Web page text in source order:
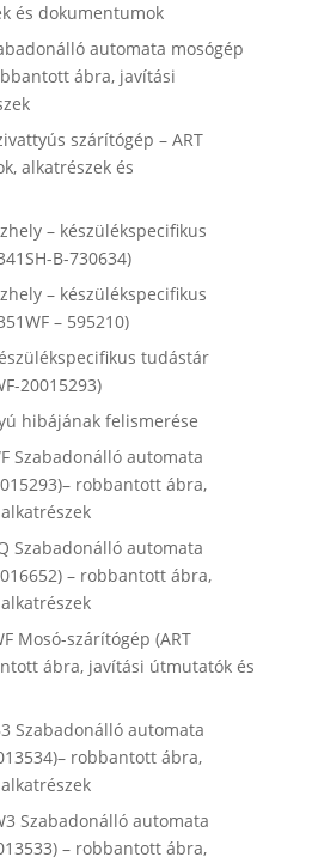
és dokumentumok
automata mosógép
ábra, javítási
szárítógép – ART
alkatrészek és
– készülékspecifikus
B-730634)
– készülékspecifikus
– 595210)
tudástár
20015293)
hibájának felismerése
Szabadonálló automata
robbantott ábra,
Szabadonálló automata
– robbantott ábra,
Mosó-szárítógép (ART
ábra, javítási útmutatók és
Szabadonálló automata
robbantott ábra,
Szabadonálló automata
– robbantott ábra,